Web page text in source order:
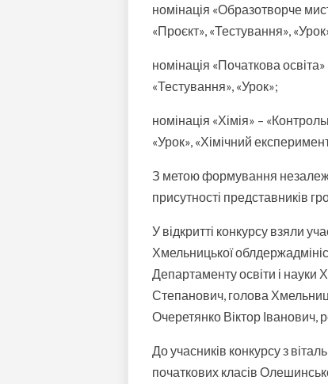
номінація «Образотворче
«Проєкт», «Тестування»,
номінація «Початкова
«Тестування», «Урок»;
номінація «Хімія» –
«Урок», «Хімічний
З метою формування
присутності представників
У відкритті конкурсу взяли
Хмельницької
Департаменту освіти і науки
Степанович, голова
Очеретянко Віктор
До учасників конкурсу з
початкових класів